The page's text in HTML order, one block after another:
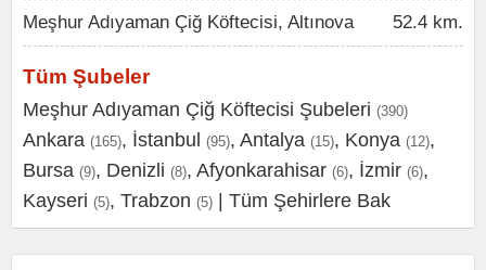
Meşhur Adıyaman Çiğ Köftecisi, Altınova 52.4 km.
Tüm Şubeler
Meşhur Adıyaman Çiğ Köftecisi Şubeleri (390)
Ankara (165), İstanbul (95), Antalya (15), Konya (12),
Bursa (9), Denizli (8), Afyonkarahisar (6), İzmir (6),
Kayseri (5), Trabzon (5) Tüm Şehirlere Bak